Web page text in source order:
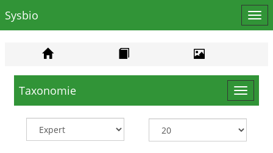
le
Sysbio
Toggle
Taxonomie